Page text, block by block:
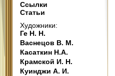
Ссылки
Статьи
Художники:
Ге Н. Н.
Васнецов В. М.
Касаткин Н.А.
Крамской И. Н.
Куинджи А. И.